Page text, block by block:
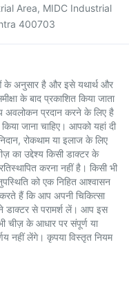
Area, MIDC Industrial
400703
के अनुसार है और इसे यथार्थ और
के बाद प्रकाशित किया जाता
अवलोकन प्रदान करने के लिए है
जाना चाहिए। आपको यहां दी
रोकथाम या इलाज के लिए
का उद्देश्य किसी डाक्टर के
करना नहीं है। किसी भी
को एक निहित आश्वासन
हैं कि आप अपनी चिकित्सा
डाक्टर से परामर्श लें। आप इस
चीज़ के आधार पर संपूर्ण या
नहीं लेंगे। कृपया विस्तृत नियम